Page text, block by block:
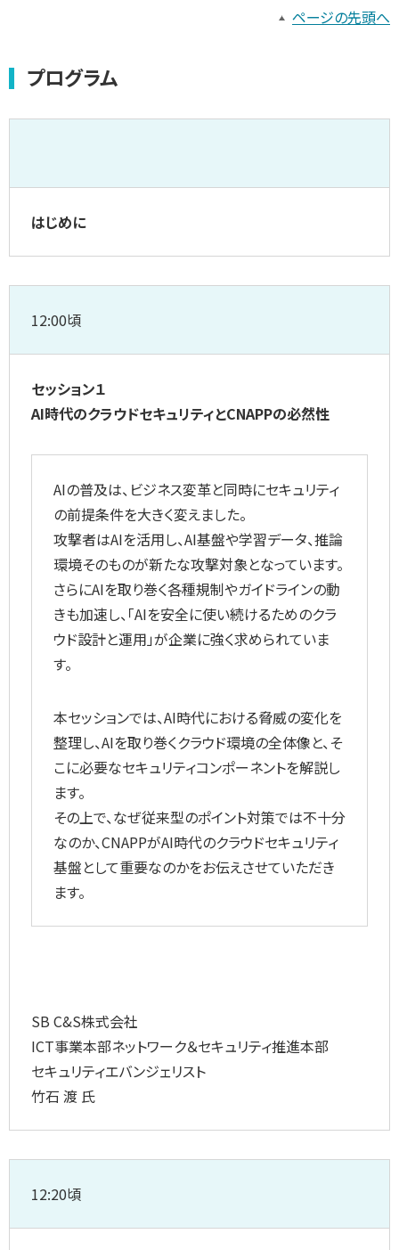
ページの先頭へ
プログラム
はじめに
12:00頃
セッション１
AI時代のクラウドセキュリティとCNAPPの必然性
AIの普及は、ビジネス変革と同時にセキュリティ
の前提条件を大きく変えました。
攻撃者はAIを活用し、AI基盤や学習データ、推論
環境そのものが新たな攻撃対象となっています。
さらにAIを取り巻く各種規制やガイドラインの動
きも加速し、「AIを安全に使い続けるためのクラ
ウド設計と運用」が企業に強く求められていま
す。
本セッションでは、AI時代における脅威の変化を
整理し、AIを取り巻くクラウド環境の全体像と、そ
こに必要なセキュリティコンポーネントを解説し
ます。
その上で、なぜ従来型のポイント対策では不十分
なのか、CNAPPがAI時代のクラウドセキュリティ
基盤として重要なのかをお伝えさせていただき
ます。
SB C&S株式会社
ICT事業本部ネットワーク＆セキュリティ推進本部
セキュリティエバンジェリスト
竹石 渡 氏
12:20頃